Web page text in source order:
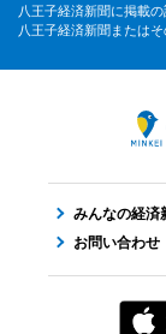
八王子経済新聞に掲載
八王子経済新聞または
みんなの経済
お問い合わせ